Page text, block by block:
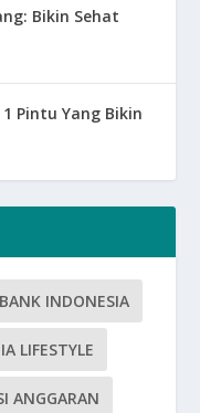
Bikin Sehat
Pintu Yang Bikin
BANK INDONESIA
LIFESTYLE
ANGGARAN